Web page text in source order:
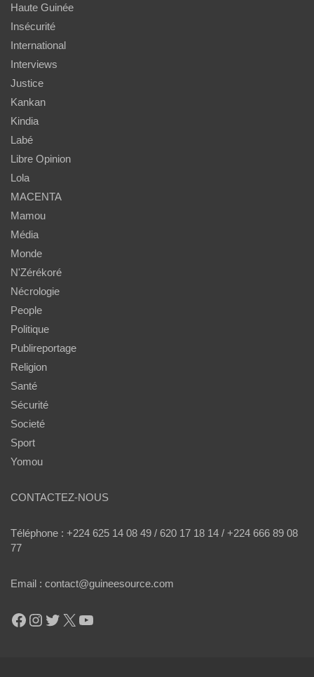
Haute Guinée
Insécurité
International
Interviews
Justice
Kankan
Kindia
Labé
Libre Opinion
Lola
MACENTA
Mamou
Média
Monde
N'Zérékoré
Nécrologie
People
Politique
Publireportage
Religion
Santé
Sécurité
Societé
Sport
Yomou
CONTACTEZ-NOUS
Téléphone : +224 625 14 08 49 / 620 17 18 14 / +224 666 89 08
77
Email : contact@guineesource.com
Facebook
Instagram
Twitter
X YouTube